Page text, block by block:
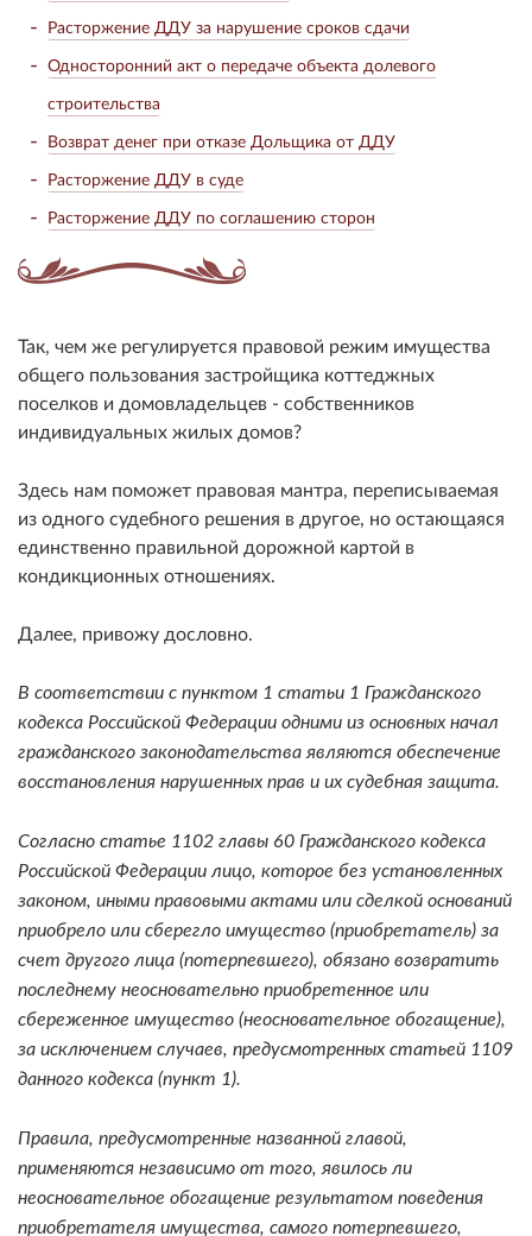
Расторжение ДДУ за нарушение сроков сдачи
Односторонний акт о передаче объекта долевого
строительства
Возврат денег при отказе Дольщика от ДДУ
Расторжение ДДУ в суде
Расторжение ДДУ по соглашению сторон
Так, чем же регулируется правовой режим имущества
общего пользования застройщика коттеджных
поселков и домовладельцев - собственников
индивидуальных жилых домов?
Здесь нам поможет правовая мантра, переписываемая
из одного судебного решения в другое, но остающаяся
единственно правильной дорожной картой в
кондикционных отношениях.
Далее, привожу дословно.
В соответствии с пунктом 1 статьи 1 Гражданского
кодекса Российской Федерации одними из основных начал
гражданского законодательства являются обеспечение
восстановления нарушенных прав и их судебная защита.
Согласно статье 1102 главы 60 Гражданского кодекса
Российской Федерации лицо, которое без установленных
законом, иными правовыми актами или сделкой оснований
приобрело или сберегло имущество (приобретатель) за
счет другого лица (потерпевшего), обязано возвратить
последнему неосновательно приобретенное или
сбереженное имущество (неосновательное обогащение),
за исключением случаев, предусмотренных статьей 1109
данного кодекса (пункт 1).
Правила, предусмотренные названной главой,
применяются независимо от того, явилось ли
неосновательное обогащение результатом поведения
приобретателя имущества, самого потерпевшего,